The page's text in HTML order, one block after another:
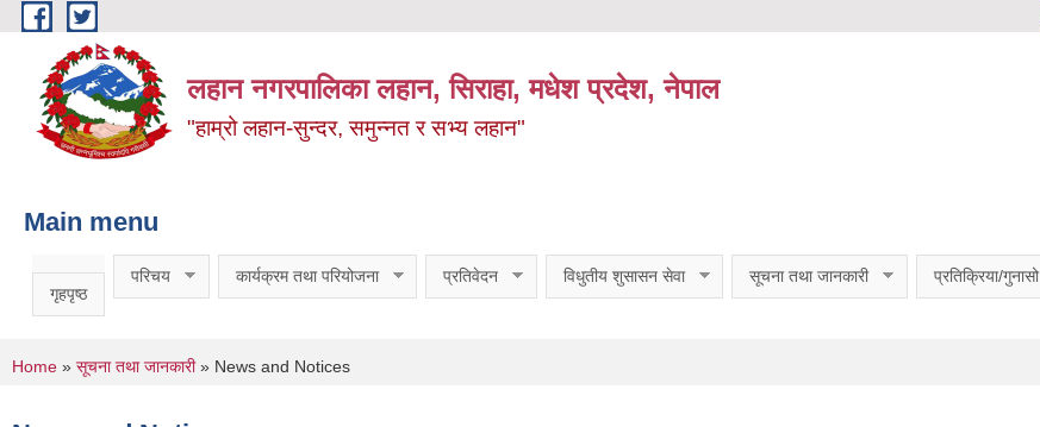
Skip to main content
लहान नगरपालिका लहान, सिराहा, मधेश प्रदेश, नेपाल
"हाम्रो लहान-सुन्दर, समुन्नत र सभ्य लहान"
Main menu
गृहपृष्ठ
परिचय कार्यक्रम तथा परियोजना प्रतिवेदन विधुतीय शुसासन सेवा सूचना तथा जानकारी प्रतिक्रिया/गुनासो
You are here
Home » सूचना तथा जानकारी» News and Notices